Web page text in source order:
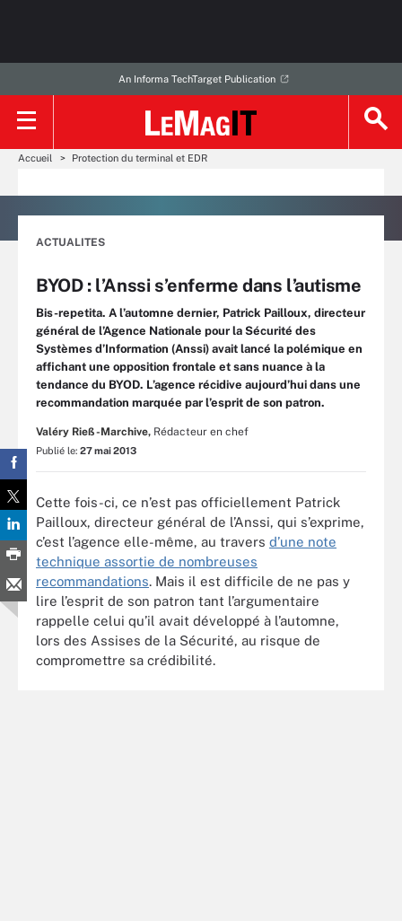
An Informa TechTarget Publication
Accueil Protection du terminal et EDR
ACTUALITES
BYOD : l’Anssi s’enferme dans l’autisme
Bis-repetita. A l’automne dernier, Patrick Pailloux, directeur
général de l’Agence Nationale pour la Sécurité des
Systèmes d’Information (Anssi) avait lancé la polémique en
affichant une opposition frontale et sans nuance à la
tendance du BYOD. L’agence récidive aujourd’hui dans une
recommandation marquée par l’esprit de son patron.
Valéry Rieß-Marchive, Rédacteur en chef
Publié le: 27 mai 2013
Cette fois-ci, ce n’est pas officiellement Patrick
Pailloux, directeur général de l’Anssi, qui s’exprime,
c’est l’agence elle-même, au travers d’une note
technique assortie de nombreuses
recommandations. Mais il est difficile de ne pas y
lire l’esprit de son patron tant l’argumentaire
rappelle celui qu’il avait développé à l’automne,
lors des Assises de la Sécurité, au risque de
compromettre sa crédibilité.